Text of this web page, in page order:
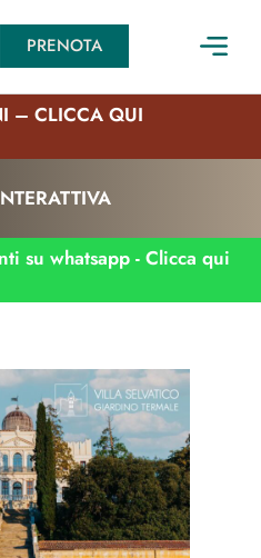
PRENOTA
– CLICCA QUI
su whatsapp - Clicca qui